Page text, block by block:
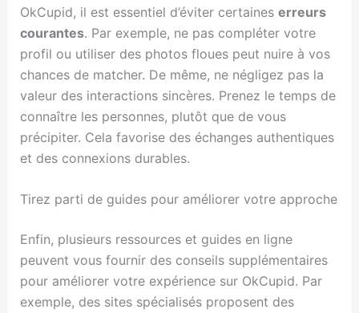
OkCupid, il est essentiel d’éviter certaines erreurs
courantes. Par exemple, ne pas compléter votre
profil ou utiliser des photos floues peut nuire à vos
chances de matcher. De même, ne négligez pas la
valeur des interactions sincères. Prenez le temps de
connaître les personnes, plutôt que de vous
précipiter. Cela favorise des échanges authentiques
et des connexions durables.
Tirez parti de guides pour améliorer votre approche
Enfin, plusieurs ressources et guides en ligne
peuvent vous fournir des conseils supplémentaires
pour améliorer votre expérience sur OkCupid. Par
exemple, des sites spécialisés proposent des